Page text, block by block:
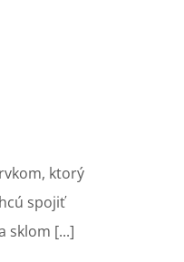
ktorý
spojiť
sklom [...]